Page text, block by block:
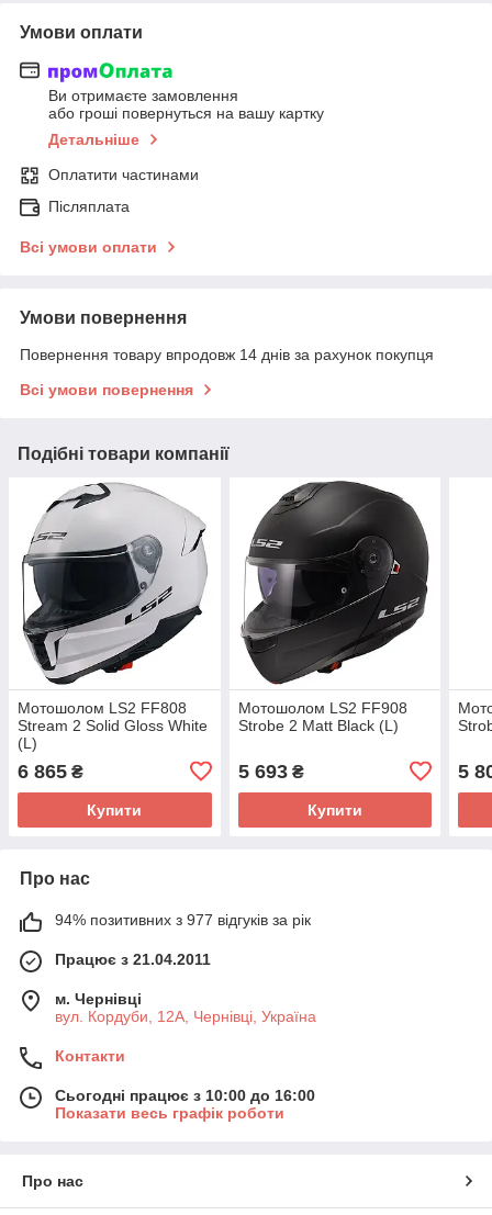
Умови оплати
Ви отримаєте замовлення
або гроші повернуться на вашу картку
Детальніше
Оплатити частинами
Післяплата
Всі умови оплати
Умови повернення
Повернення товару впродовж 14 днів за рахунок покупця
Всі умови повернення
Подібні товари компанії
Мотошолом LS2 FF808
Stream 2 Solid Gloss White
(L)
6 865 ₴
Купити
Мотошолом LS2 FF908
Strobe 2 Matt Black (L)
5 693₴
Купити
5
Про нас
94% позитивних з 977 відгуків за рік
Працює з 21.04.2011
м. Чернівці
вул. Кордуби, 12А, Чернівці, Україна
Контакти
Сьогодні працює з 10:00 до 16:00
Показати весь графік роботи
Про нас